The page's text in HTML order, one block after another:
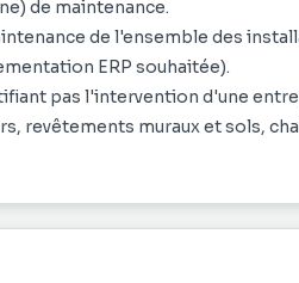
de maintenance.
de l'ensemble des
ERP souhaitée).
pas l'intervention d'une
revêtements muraux et sols,